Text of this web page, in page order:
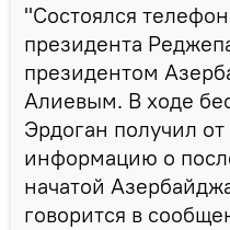
"Состоялся
президента
президентом
Алиевым. В ходе
Эрдоган получил
информацию о
начатой
говорится в